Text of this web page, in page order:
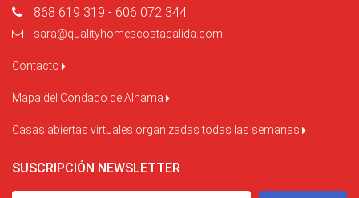
868 619 319 - 606 072 344
sara@qualityhomescostacalida.com
Contacto
Mapa del Condado de Alhama
Casas abiertas virtuales organizadas todas las semanas
SUSCRIPCIÓN NEWSLETTER